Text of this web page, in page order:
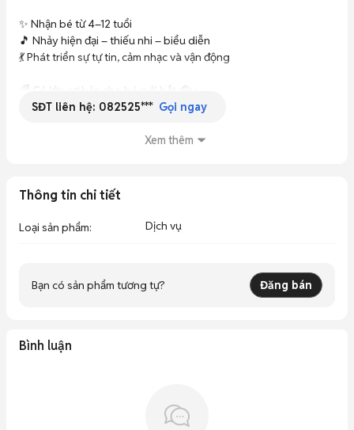
✨ Nhận bé từ 4–12 tuổi
🎵 Nhảy hiện đại – thiếu nhi – biểu diễn
💃 Phát triển sự tự tin, cảm nhạc và vận động
🌈 Có lớp cơ bản cho bé mới bắt đầu
🌈 Môi trường vui vẻ, thân thiện
📞 Hotline/Zalo: *** (Cô giáo Nhi)
Ba mẹ quan tâm ib hoặc gọi trực tiếp để được tư vấn lịch học
SĐT liên hệ: 082525*** Gọi ngay
Xem thêm
Thông tin chi tiết
Loại sản phẩm: Dịch vụ
Bạn có sản phẩm tương tự? Đăng bán
Bình luận